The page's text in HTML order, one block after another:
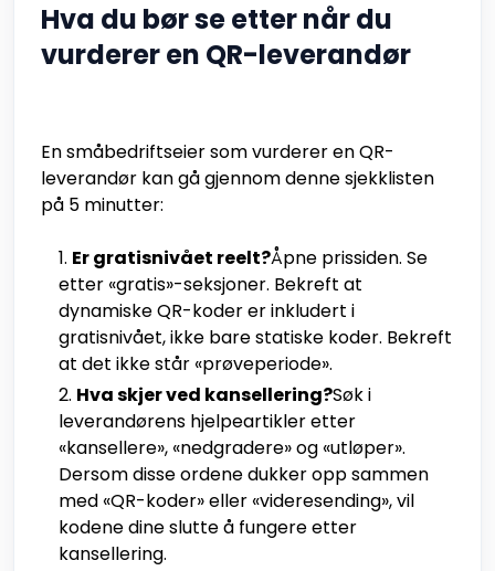
Hva du bør se etter når du
vurderer en QR-leverandør
En småbedriftseier som vurderer en QR-
leverandør kan gå gjennom denne sjekklisten
på 5 minutter:
Er gratisnivået reelt?Åpne prissiden. Se
etter «gratis»-seksjoner. Bekreft at
dynamiske QR-koder er inkludert i
gratisnivået, ikke bare statiske koder. Bekreft
at det ikke står «prøveperiode».
Hva skjer ved kansellering?Søk i
leverandørens hjelpeartikler etter
«kansellere», «nedgradere» og «utløper».
Dersom disse ordene dukker opp sammen
med «QR-koder» eller «videresending», vil
kodene dine slutte å fungere etter
kansellering.